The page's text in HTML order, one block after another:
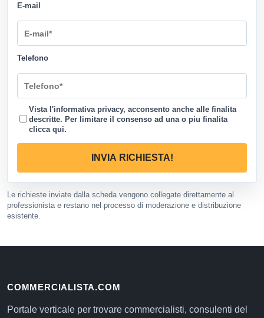
E-mail
Telefono
Vista l'informativa privacy, acconsento anche alle finalita
descritte. Per limitare il consenso ad una o piu finalita
clicca qui.
INVIA RICHIESTA!
Le richieste inviate dalla scheda vengono collegate direttamente al
professionista e restano nel processo di moderazione e distribuzione
esistente.
COMMERCIALISTA.COM
Portale verticale per trovare commercialisti, consulenti del